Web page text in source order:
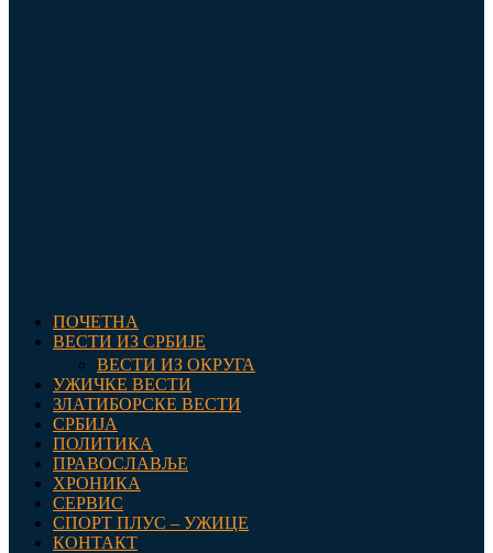
ПОЧЕТНА
ВЕСТИ ИЗ СРБИЈЕ
ВЕСТИ ИЗ ОКРУГА
УЖИЧКЕ ВЕСТИ
ЗЛАТИБОРСКЕ ВЕСТИ
СРБИЈА
ПОЛИТИКА
ПРАВОСЛАВЉЕ
ХРОНИКА
СЕРВИС
СПОРТ ПЛУС – УЖИЦЕ
КОНТАКТ